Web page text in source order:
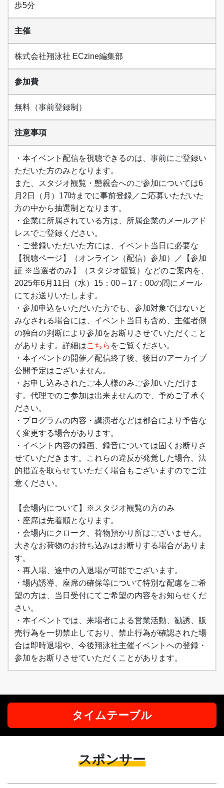
歩5分
主催
株式会社翔泳社 ECzine編集部
参加費
無料（事前登録制）
注意事項
・本イベント配信を視聴できるのは、事前にご登録い
ただいた方のみとなります。
また、スタジオ観覧・懇親会へのご参加については6
月2日（月）17時までに事前登録／ご応募いただいた
方の中から抽選制となります。
・企業に所属されている方は、所属企業のメールアド
レスでご登録ください。
・ご登録いただいた方には、イベント当日に必要な
【視聴ページ】（オンライン（配信）参加）／【参加
証 ※当選者のみ】（スタジオ観覧）などのご案内を、
2025年6月11日（水）15：00～17：00の間にメール
にてお送りいたします。
・参加申込をいただいた方でも、参加対象ではないと
みなされる場合には、イベント当日も含め、主催者側
の独自の判断により参加をお断りさせていただくこと
があります。詳細はこちら をご覧ください。
・本イベントの開催／配信終了後、後日のアーカイブ
公開予定はございません。
・お申し込みされたご本人様のみご参加いただけま
す。代理でのご参加は出来ませんので、予めご了承く
ださい。
・プログラムの内容・講演者などは都合により予告な
く変更する場合があります。
・イベント内容の録画、録音については固くお断りさ
せていただきます。これらの違反が発覚した場合、法
的措置を取らせていただく場合もございますのでご注
意ください。
【会場内について】※スタジオ観覧の方のみ
・座席は先着順となります。
・会場内にクローク、荷物預かり所はございません。
大きなお荷物のお持ち込みはお断りする場合がありま
す。
・再入場、途中の入退場が可能でございます。
・場内誘導、座席の確保等について特別な配慮をご希
望の方は、当日受付にてご希望の内容をお知らせくだ
さい。
・本イベントでは、来場者による営業活動、勧誘、販
売行為を一切禁止しており、禁止行為が確認された場
合は即時退場や、今後翔泳社主催イベントへの登録・
参加をお断りさせていただくことがあります。
タイムテーブル
スポンサー